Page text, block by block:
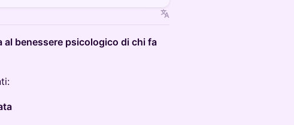
benessere psicologico di chi fa